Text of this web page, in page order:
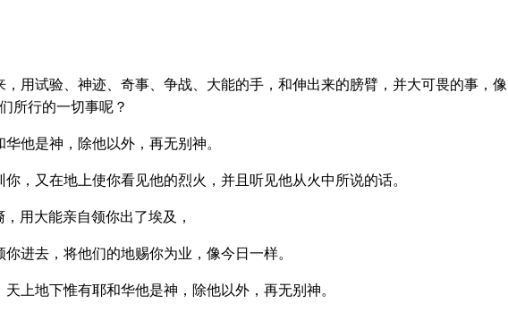
用试验、神迹、奇事、争战、大能的手，和伸出来的膀臂，并大可畏的事，像
所行的一切事呢？
他是神，除他以外，再无别神。
，又在地上使你看见他的烈火，并且听见他从火中所说的话。
用大能亲自领你出了埃及，
进去，将他们的地赐你为业，像今日一样。
上地下惟有耶和华他是神，除他以外，再无别神。